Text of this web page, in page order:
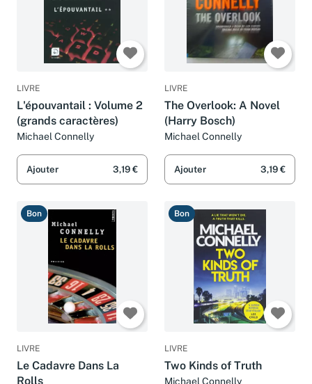
LIVRE
L'épouvantail : Volume 2
(grands caractères)
Michael Connelly
Ajouter 3,19 €
LIVRE
The Overlook: A Novel
(Harry Bosch)
Michael Connelly
Ajouter 3,19 €
Bon
LIVRE
Le Cadavre Dans La
Rolls
Bon
LIVRE
Two Kinds of Truth
Michael Connelly